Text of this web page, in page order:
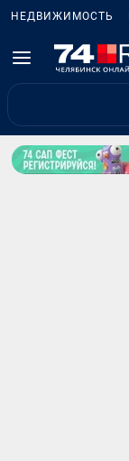
НЕДВИЖИМОСТЬ